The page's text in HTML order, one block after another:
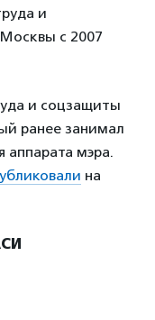
и
с 2007
и соцзащиты
ранее занимал
аппарата мэра.
на